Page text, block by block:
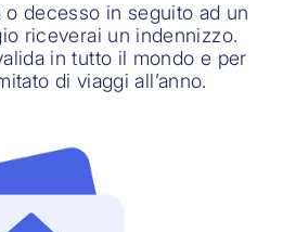
decesso in seguito ad un
riceverai un indennizzo.
in tutto il mondo e per
di viaggi all’anno.